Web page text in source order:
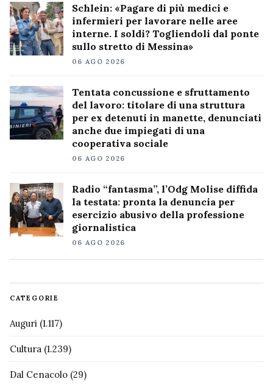
Schlein: «Pagare di più medici e
infermieri per lavorare nelle aree
interne. I soldi? Togliendoli dal ponte
sullo stretto di Messina»
06 AGO 2026
Tentata concussione e sfruttamento
del lavoro: titolare di una struttura
per ex detenuti in manette, denunciati
anche due impiegati di una
cooperativa sociale
06 AGO 2026
Radio “fantasma”, l’Odg Molise diffida
la testata: pronta la denuncia per
esercizio abusivo della professione
giornalistica
06 AGO 2026
CATEGORIE
Auguri (1.117)
Cultura (1.239)
Dal Cenacolo (29)